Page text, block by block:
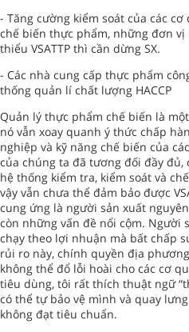
- Tăng cường kiểm soát của các
chế biến thực phẩm, những đơn
thiểu VSATTP thì cần dừng SX.
- Các nhà cung cấp thực phẩm
thống quản lí chất lượng HACCP
Quản lý thực phẩm chế biến là
nó vẫn xoay quanh ý thức chấp
nghiệp và kỹ năng chế biến của
của chúng ta đã tương đối đầy đủ,
hệ thống kiểm tra, kiểm soát và
vậy vẫn chưa thể đảm bảo được
cung ứng là người sản xuất
còn những vấn đề nổi cộm. Người
chạy theo lợi nhuận mà bất chấp
rủi ro này, chính quyền địa
không thể đổ lỗi hoài cho các cơ
tiêu dùng, tôi rất thích thuật ngữ
có thể tự bảo vệ mình và quay
không đạt tiêu chuẩn.